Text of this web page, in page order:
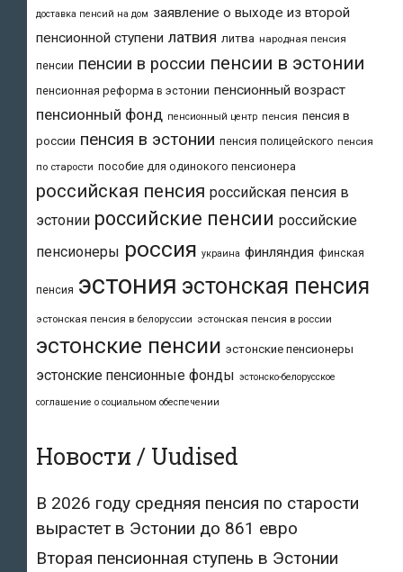
доставка пенсий на дом заявление о выходе из второй
пенсионной ступени латвия литва народная пенсия
пенсии пенсии в россии пенсии в эстонии
пенсионная реформа в эстонии пенсионный возраст
пенсионный фонд пенсионный центр пенсия пенсия в
россии пенсия в эстонии пенсия полицейского пенсия
по старости пособие для одинокого пенсионера
российская пенсия российская пенсия в
эстонии российские пенсии российские
пенсионеры россия украина финляндия финская
пенсия эстония эстонская пенсия
эстонская пенсия в белоруссии эстонская пенсия в россии
эстонские пенсии эстонские пенсионеры
эстонские пенсионные фонды эстонско-белорусское
соглашение о социальном обеспечении
Новости / Uudised
В 2026 году средняя пенсия по старости
вырастет в Эстонии до 861 евро
Вторая пенсионная ступень в Эстонии